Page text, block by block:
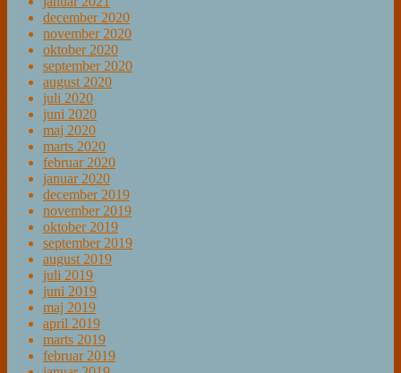
december 2020
november 2020
oktober 2020
september 2020
august 2020
juli 2020
juni 2020
maj 2020
marts 2020
februar 2020
januar 2020
december 2019
november 2019
oktober 2019
september 2019
august 2019
juli 2019
juni 2019
maj 2019
april 2019
marts 2019
februar 2019